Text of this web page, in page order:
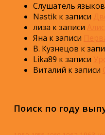
Слушатель
Nastik к записи
лиза к записи
Яна к записи
В. Кузнецов к
Lika89 к записи
Виталий к записи
Поиск по году